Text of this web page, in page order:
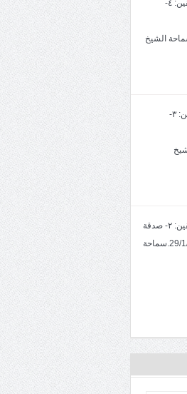
خطبة الجمعة: سمات المتقين: ٤-
2/1447,سماحة الشيخ
خطبة الجمعةسمات المتقين: ٣-
الشيخ
خطبة الجمعة: سمات المتقين: ٢- صدقة
السر والعلن.. بتاريخ29/1/1446.سماحة